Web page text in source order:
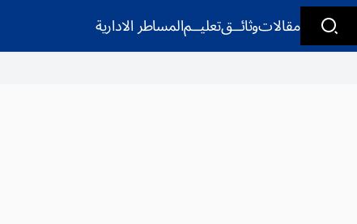
مقالاتوثائــقتعليــمالمساطر الادارية